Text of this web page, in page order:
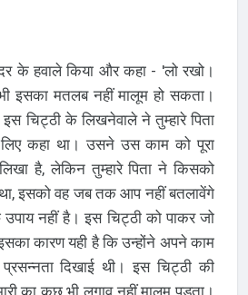
के हवाले किया और कहा - 'लो रखो।
इसका मतलब नहीं मालूम हो सकता।
चिट्ठी के लिखनेवाले ने तुम्हारे पिता
कहा था। उसने उस काम को पूरा
है, लेकिन तुम्हारे पिता ने किसको
इसको वह जब तक आप नहीं बतलावेंगे
नहीं है। इस चिट्ठी को पाकर जो
कारण यही है कि उन्होंने अपने काम
दिखाई थी। इस चिट्ठी की